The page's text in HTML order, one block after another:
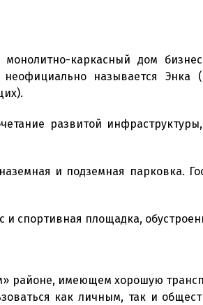
монолитно-каркасный дом
называется Энка
развитой
и подземная парковка.
и спортивная площадка,
районе, имеющем хорошую
как личным, так и